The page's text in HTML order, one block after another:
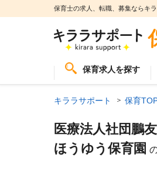
保育士の求人、転職、募集ならキ
保育求人を探す
キララサポート 保育
医療法人社団鵬
ほうゆう保育園